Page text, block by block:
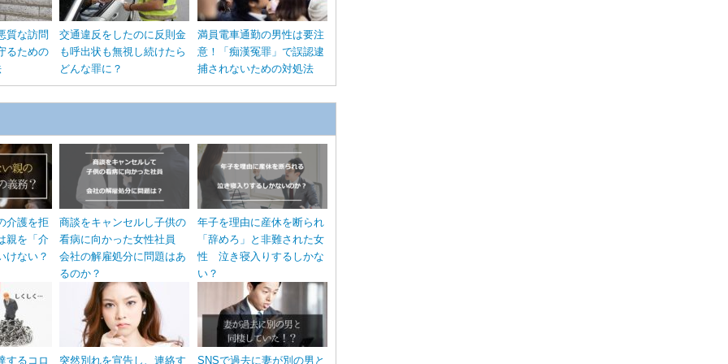
質な訪問
るための
交通違反をしたのに反則金
も呼出状も無視し続けたら
どんな罪に？
満員電車通勤の男性は要注
意！「痴漢冤罪」で誤認逮
捕されないための対処法
介護を拒
親を「介
けない？
商談をキャンセルし子供の
看病に向かった女性社員
会社の解雇処分に問題はあ
るのか？
年子を理由に産休を断られ
「辞めろ」と非難された女
性 泣き寝入りするしかな
い？
するコロ 突然別れを宣告し、連絡す SNSで過去に妻が別の男と